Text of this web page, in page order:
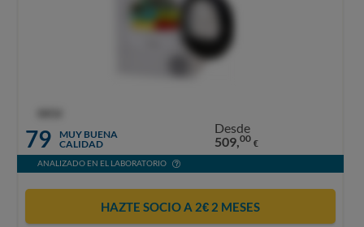
79
MUY BUENA
CALIDAD
Desde
509,00 €
ANALIZADO EN EL LABORATORIO
HAZTE SOCIO A 2€ 2 MESES